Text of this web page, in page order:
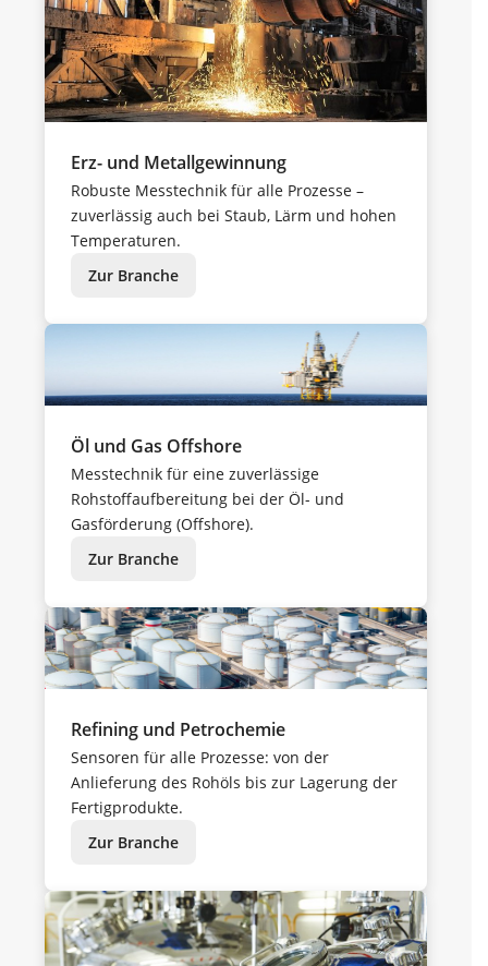
Erz- und Metallgewinnung
Robuste Messtechnik für alle Prozesse –
zuverlässig auch bei Staub, Lärm und hohen
Temperaturen.
Zur Branche
Öl und Gas Offshore
Messtechnik für eine zuverlässige
Rohstoffaufbereitung bei der Öl- und
Gasförderung (Offshore).
Zur Branche
Refining und Petrochemie
Sensoren für alle Prozesse: von der
Anlieferung des Rohöls bis zur Lagerung der
Fertigprodukte.
Zur Branche